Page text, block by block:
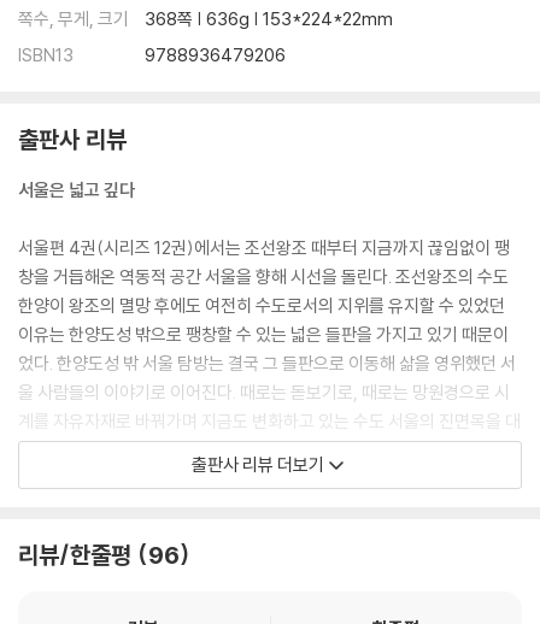
장례 풍습 / 만해 한용운의 무덤 / 호암 문일평의 무덤 / 위창 오세창의 무
상규의 무덤 / 화가 이인성과 조각가 권진규의 무덤 / 송촌 지석영의 무덤 /
비 / 다시 중랑망우공간에서
쪽수, 무게, 크기
368쪽 | 636g | 153*224*22mm
ISBN13
9788936479206
출판사 리뷰
서울은 넓고 깊다
서울편 4권(시리즈 12권)에서는 조선왕조 때부터 지금까지 끊임없이 팽
창을 거듭해온 역동적 공간 서울을 향해 시선을 돌린다. 조선왕조의 수도
한양이 왕조의 멸망 후에도 여전히 수도로서의 지위를 유지할 수 있었던
이유는 한양도성 밖으로 팽창할 수 있는 넓은 들판을 가지고 있기 때문이
었다. 한양도성 밖 서울 탐방는 결국 그 들판으로 이동해 삶을 영위했던 서
울 사람들의 이야기로 이어진다. 때로는 돋보기로, 때로는 망원경으로 시
계를 자유자재로 바꿔가며 지금도 변화하고 있는 수도 서울의 진면목을 대
가의 솜씨로 전한다.
하던 마전 일로 생업을 삼은 주민들이 이곳에 복숭아나무를 심으면서 해마
출판사 리뷰 더보기
리뷰/한줄평 96